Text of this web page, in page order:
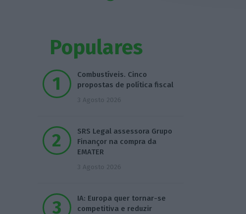
Populares
Combustíveis. Cinco
propostas de política fiscal
3 Agosto 2026
SRS Legal assessora Grupo
Finançor na compra da
EMATER
3 Agosto 2026
IA: Europa quer tornar-se
competitiva e reduzir